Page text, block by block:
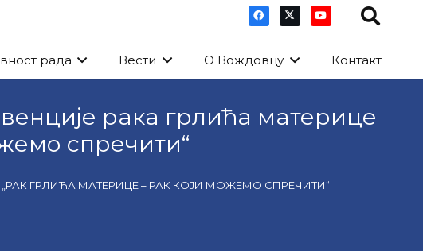
рада Вести О Вождовцу Контакт
рака грлића материце
спречити“
ГРЛИЋА МАТЕРИЦЕ – РАК КОЈИ МОЖЕМО СПРЕЧИТИ“